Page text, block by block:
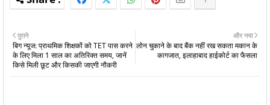
और नया
लोन चुकाने के बाद बैंक नहीं रख सकता मकान के
कागजात, इलाहाबाद हाईकोर्ट का फैसला
पुराने
बिग न्यूज: प्राथमिक शिक्षकों को TET पास करने
के लिए मिला 1 साल का अतिरिक्त समय, जानें
किसे मिली छूट और किसकी जाएगी नौकरी